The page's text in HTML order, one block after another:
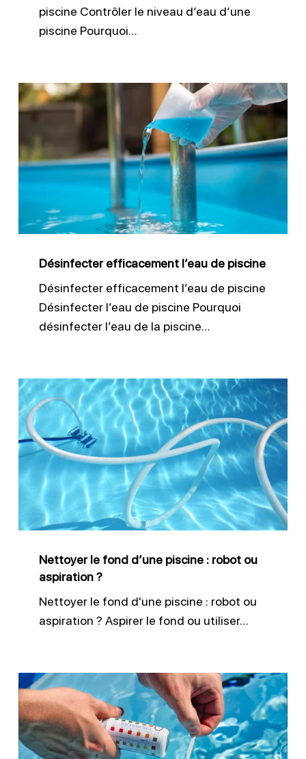
piscine Contrôler le niveau d’eau d’une
piscine Pourquoi…
Désinfecter
efficacement
l’eau
de
piscine
Désinfecter efficacement l’eau de piscine
Désinfecter efficacement l’eau de piscine
Désinfecter l’eau de piscine Pourquoi
désinfecter l’eau de la piscine…
Nettoyer
le
fond
d’une
piscine
robot
aspiration
Nettoyer le fond d’une piscine : robot ou
aspiration ?
Nettoyer le fond d'une piscine : robot ou
aspiration ? Aspirer le fond ou utiliser…
Ajuster
le
pH
de